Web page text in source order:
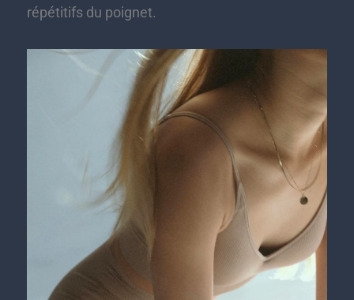
répétitifs du poignet.